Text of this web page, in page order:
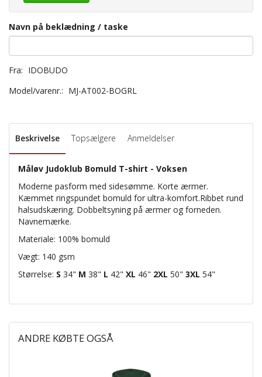
Navn på beklædning / taske
Fra: IDOBUDO
Model/varenr.: MJ-AT002-BOGRL
Beskrivelse Topsælgere Anmeldelser
Måløv Judoklub Bomuld T-shirt - Voksen
Moderne pasform med sidesømme. Korte ærmer.
Kæmmet ringspundet bomuld for ultra-komfort.Ribbet rund
halsudskæring. Dobbeltsyning på ærmer og forneden.
Navnemærke.
Materiale: 100% bomuld
Vægt: 140 gsm
Størrelse: S 34" M 38" L 42" XL 46" 2XL 50" 3XL 54"
ANDRE KØBTE OGSÅ